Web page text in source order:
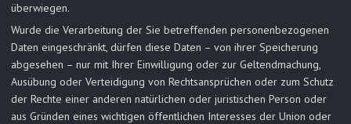
überwiegen.
Wurde die Verarbeitung der Sie betreffenden personenbezogenen
Daten eingeschränkt, dürfen diese Daten – von ihrer Speicherung
abgesehen – nur mit Ihrer Einwilligung oder zur Geltendmachung,
Ausübung oder Verteidigung von Rechtsansprüchen oder zum Schutz
der Rechte einer anderen natürlichen oder juristischen Person oder
aus Gründen eines wichtigen öffentlichen Interesses der Union oder